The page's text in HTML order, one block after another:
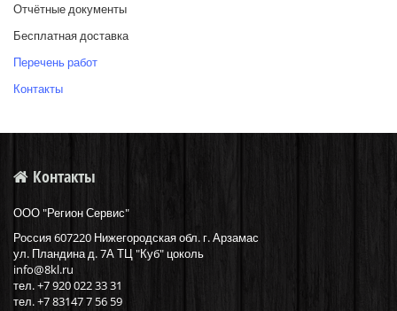
Отчётные документы
Бесплатная доставка
Перечень работ
Контакты
Контакты
ООО "Регион Сервис"
Россия607220 Нижегородская обл. г.Арзамас
ул. Пландина д. 7А ТЦ "Куб" цоколь
info@8kl.ru
тел.+7 920 022 33 31
тел. +7 83147 7 56 59